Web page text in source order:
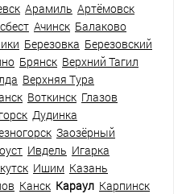
Арамиль Артёмовск
Ачинск Балаково
Березовка Березовский
Брянск Верхний Тагил
Верхняя Тура
Воткинск Глазов
Дудинка
Заозёрный
Ивдель Игарка
Ишим Казань
Канск Караул Карпинск